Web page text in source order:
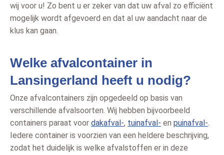
wij voor u! Zo bent u er zeker van dat uw afval zo efficiënt
mogelijk wordt afgevoerd en dat al uw aandacht naar de
klus kan gaan.
Welke afvalcontainer in
Lansingerland heeft u nodig?
Onze afvalcontainers zijn opgedeeld op basis van
verschillende afvalsoorten. Wij hebben bijvoorbeeld
containers paraat voor dakafval-, tuinafval- en puinafval-.
Iedere container is voorzien van een heldere beschrijving,
zodat het duidelijk is welke afvalstoffen er in deze